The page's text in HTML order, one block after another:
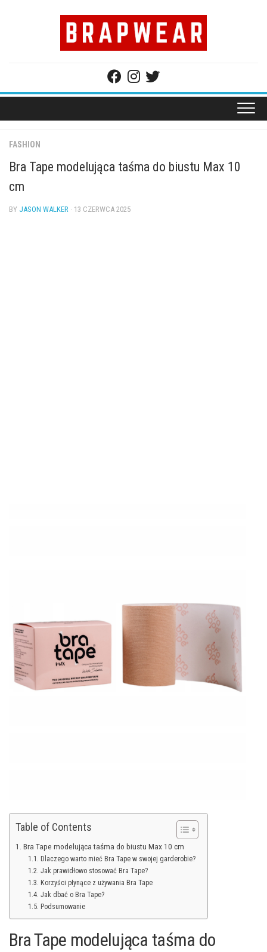
FASHION
Bra Tape modelująca taśma do biustu Max 10
cm
BY JASON WALKER · 13 CZERWCA 2025
Table of Contents
Bra Tape modelująca taśma do biustu Max 10 cm
Dlaczego warto mieć Bra Tape w swojej garderobie?
Jak prawidłowo stosować Bra Tape?
Korzyści płynące z używania Bra Tape
Jak dbać o Bra Tape?
Podsumowanie
Bra Tape modelująca taśma do